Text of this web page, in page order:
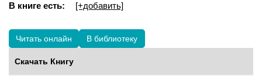
В книге есть: [+добавить]
Читать онлайн В библиотеку
Скачать Книгу